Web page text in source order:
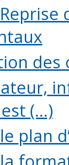
(...)
le plan